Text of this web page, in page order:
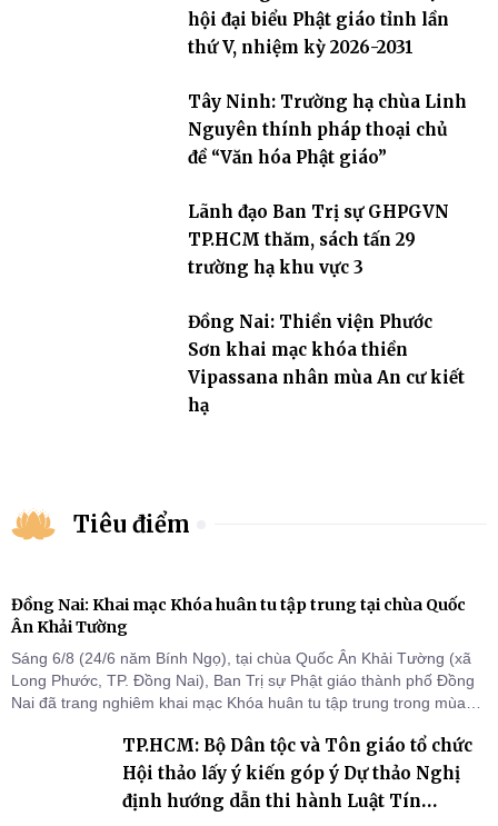
hội đại biểu Phật giáo tỉnh lần
thứ V, nhiệm kỳ 2026-2031
Tây Ninh: Trường hạ chùa Linh
Nguyên thính pháp thoại chủ
đề “Văn hóa Phật giáo”
Lãnh đạo Ban Trị sự GHPGVN
TP.HCM thăm, sách tấn 29
trường hạ khu vực 3
Đồng Nai: Thiền viện Phước
Sơn khai mạc khóa thiền
Vipassana nhân mùa An cư kiết
hạ
Tiêu điểm
Đồng Nai: Khai mạc Khóa huân tu tập trung tại chùa Quốc
Ân Khải Tường
Sáng 6/8 (24/6 năm Bính Ngọ), tại chùa Quốc Ân Khải Tường (xã
Long Phước, TP. Đồng Nai), Ban Trị sự Phật giáo thành phố Đồng
Nai đã trang nghiêm khai mạc Khóa huân tu tập trung trong mùa
chỗ khu vực VII, VIII và trường hạ chùa Quốc Ân Khải Tường.
TP.HCM: Bộ Dân tộc và Tôn giáo tổ chức
Hội thảo lấy ý kiến góp ý Dự thảo Nghị
định hướng dẫn thi hành Luật Tín